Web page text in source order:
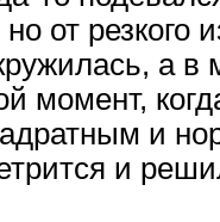
от резкого
а
момент,
и
и